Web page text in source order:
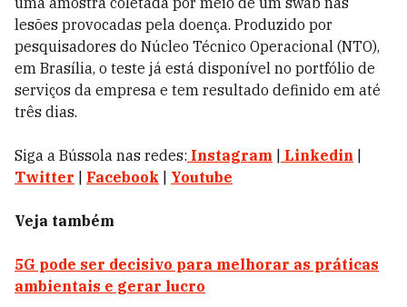
lesões provocadas pela doença. Produzido por
pesquisadores do Núcleo Técnico Operacional (NTO),
em Brasília, o teste já está disponível no portfólio de
serviços da empresa e tem resultado definido em até
três dias.
Siga a Bússola nas redes: Instagram | Linkedin |
Twitter | Facebook | Youtube
Veja também
5G pode ser decisivo para melhorar as práticas
ambientais e gerar lucro